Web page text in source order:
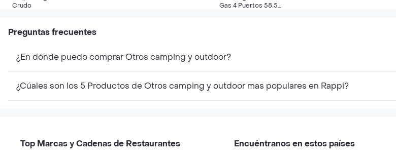
Crudo
Gas 4 Puertos 58.5
Preguntas frecuentes
¿En dónde puedo comprar Otros camping y outdoor?
¿Cúales son los 5 Productos de Otros camping y outdoor mas populares en Rappi?
Top Marcas y Cadenas de Restaurantes Encuéntranos en estos países